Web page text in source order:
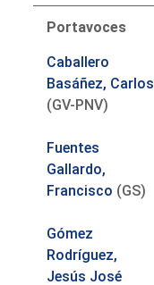
Portavoces
Caballero
Basáñez, Carlos
(GV-PNV)
Fuentes
Gallardo,
Francisco (GS)
Gómez
Rodríguez,
Jesús José